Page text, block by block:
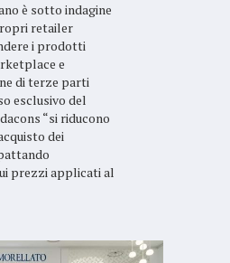
è sotto indagine
retailer
i prodotti
e
di terze parti
esclusivo del
“si riducono
dei
prezzi applicati al